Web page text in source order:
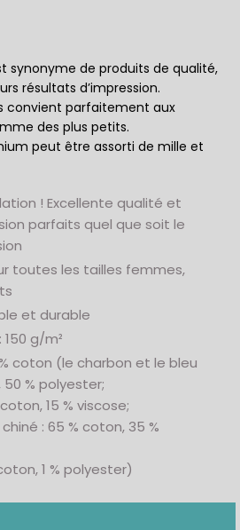
synonyme de produits de qualité,
résultats d’impression.
convient parfaitement aux
des plus petits.
peut être assorti de mille et
! Excellente qualité et
parfaits quel que soit le
toutes les tailles femmes,
et durable
g/m²
coton (le charbon et le bleu
% polyester;
15 % viscose;
: 65 % coton, 35 %
1 % polyester)